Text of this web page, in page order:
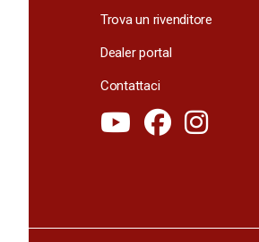
Trova un rivenditore
Dealer portal
Contattaci